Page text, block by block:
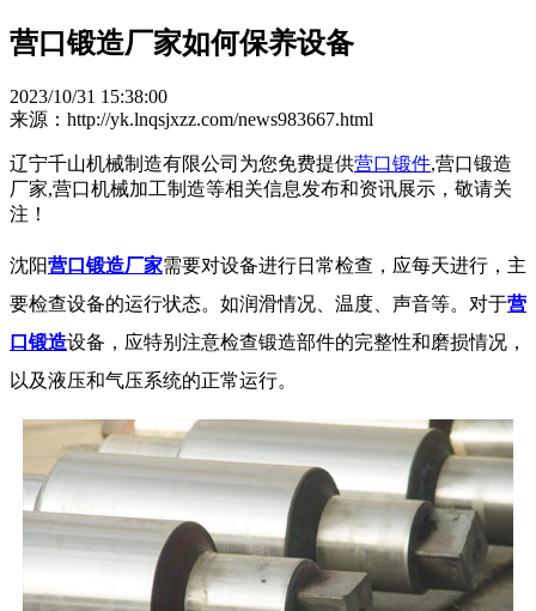
营口锻造厂家如何保养设备
2023/10/31 15:38:00
来源：http://yk.lnqsjxzz.com/news983667.html
辽宁千山机械制造有限公司为您免费提供营口锻件,营口锻造
厂家,营口机械加工制造等相关信息发布和资讯展示，敬请关
注！
沈阳营口锻造厂家需要对设备进行日常检查，应每天进行，主
要检查设备的运行状态。如润滑情况、温度、声音等。对于营
口锻造设备，应特别注意检查锻造部件的完整性和磨损情况，
以及液压和气压系统的正常运行。